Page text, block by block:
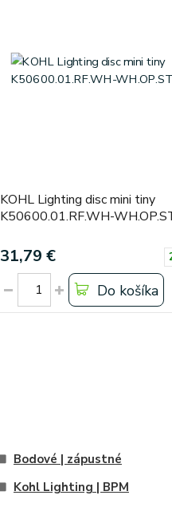
KOHL Lighting disc mini tiny
K50600.01.RF.WH-
31,79 €
Do košíka
Bodové | zápustné
Kohl Lighting | BPM